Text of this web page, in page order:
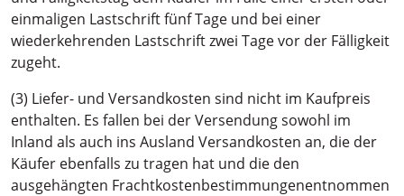
einmaligen Lastschrift fünf Tage und bei einer
wiederkehrenden Lastschrift zwei Tage vor der Fälligkeit
zugeht.
(3) Liefer- und Versandkosten sind nicht im Kaufpreis
enthalten. Es fallen bei der Versendung sowohl im
Inland als auch ins Ausland Versandkosten an, die der
Käufer ebenfalls zu tragen hat und die den
ausgehängten Frachtkostenbestimmungenentnommen